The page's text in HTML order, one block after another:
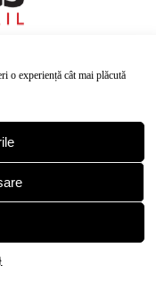
o experiență cât mai plăcută